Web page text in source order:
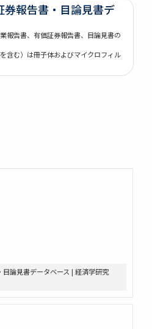
券報告書・目論見書デ
報告書、有価証券報告書、目論見書の
含む）は冊子体およびマイクロフィル
論見書データベース | 経済学研究